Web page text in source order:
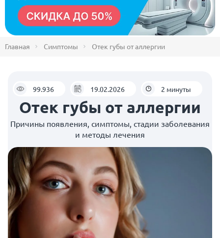
Главная Симптомы Отек губы от аллергии
99.936 19.02.2026 2 минуты
Отек губы от аллергии
Причины появления, симптомы, стадии заболевания
и методы лечения